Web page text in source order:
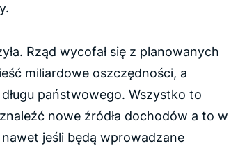
Rząd wycofał się z planowanych
miliardowe oszczędności, a
państwowego. Wszystko to
nowe źródła dochodów a to w
jeśli będą wprowadzane